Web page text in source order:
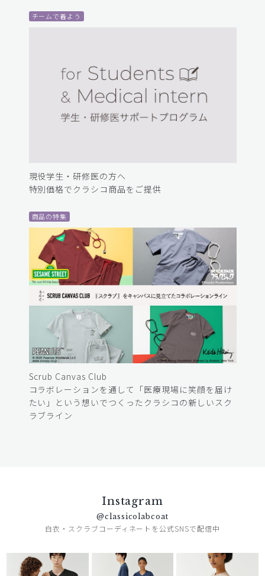
チームで着よう
現役学生・研修医の方へ
特別価格でクラシコ商品をご提供
商品の特集
Scrub Canvas Club
コラボレーションを通して「医療現場に笑顔を届け
たい」という想いでつくったクラシコの新しいスク
ラブライン
Instagram
@classicolabcoat
白衣・スクラブコーディネートを公式SNSで配信中